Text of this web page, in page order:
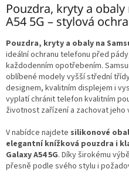
Pouzdra, kryty a
A54 5G – stylová
Pouzdra, kryty a obaly na
ideální ochranu telefonu před
každodenním opotřebením.
oblíbené modely vyšší střední
designem, kvalitním displejem i
vyplatí chránit telefon kvalitním
životnost zařízení a zachovat jeho
V nabídce najdete silikonové
elegantní knížková pouzdra i
Galaxy A54 5G. Díky širokému
přesně podle svého stylu i